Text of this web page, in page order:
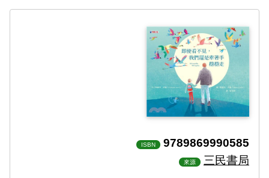
ISBN 9789869990585
來源 三民書局